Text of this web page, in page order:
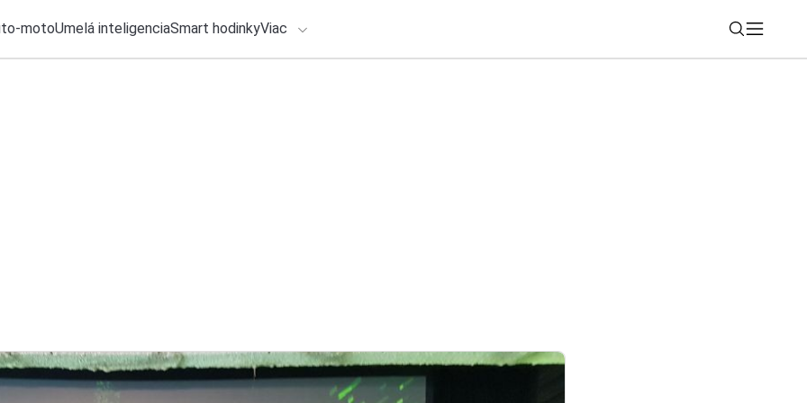
motoUmelá inteligenciaSmart hodinkyViac